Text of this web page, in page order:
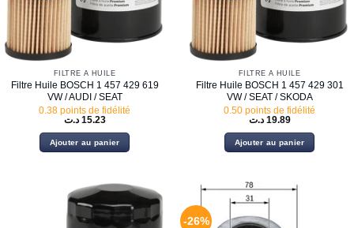
FILTRE À HUILE
Filtre Huile BOSCH 1 457 429 619
VW / AUDI / SEAT
0.38 points de fidélité
15.23 د.ت
Ajouter au panier
FILTRE À HUILE
Filtre Huile BOSCH 1 457 429 301
VW / SEAT / SKODA
0.50 points de fidélité
19.89 د.ت
Ajouter au panier
-26%